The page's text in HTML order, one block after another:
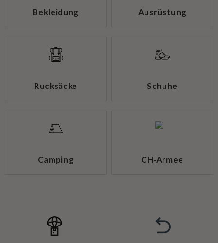
Bekleidung Ausrüstung
Rucksäcke Schuhe
Camping CH-Armee